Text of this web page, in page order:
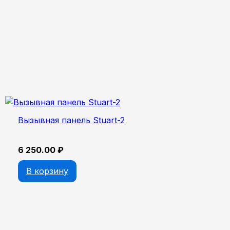
Вызывная панель Stuart-2
6 250.00 ₽
В корзину